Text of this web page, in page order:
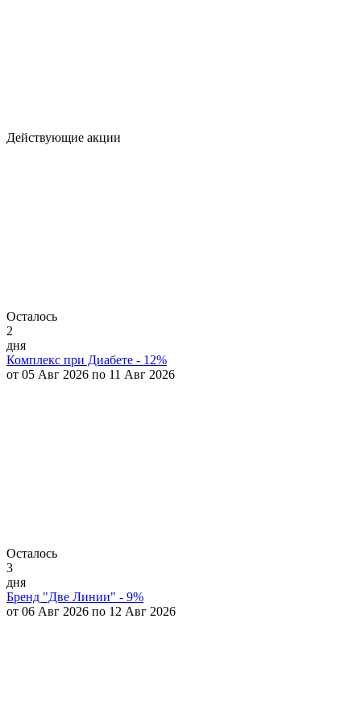
Действующие акции
Осталось
2
дня
Комплекс при Диабете - 12%
от 05 Авг 2026 по 11 Авг 2026
Осталось
3
дня
Бренд "Две Линии" - 9%
от 06 Авг 2026 по 12 Авг 2026